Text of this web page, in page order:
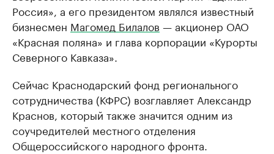
Россия», а его президентом являлся известный
бизнесмен Магомед Билалов — акционер ОАО
«Красная поляна» и глава корпорации «Курорты
Северного Кавказа».
Сейчас Краснодарский фонд регионального
сотрудничества (КФРС) возглавляет Александр
Краснов, который также значится одним из
соучредителей местного отделения
Общероссийского народного фронта.